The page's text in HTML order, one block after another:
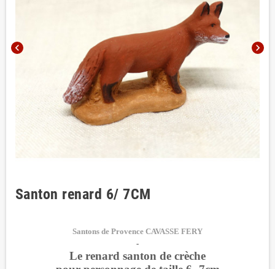
chevron_left chevron_right
Santon renard 6/ 7CM
Santons de Provence CAVASSE FERY
-
Le renard santon de crèche